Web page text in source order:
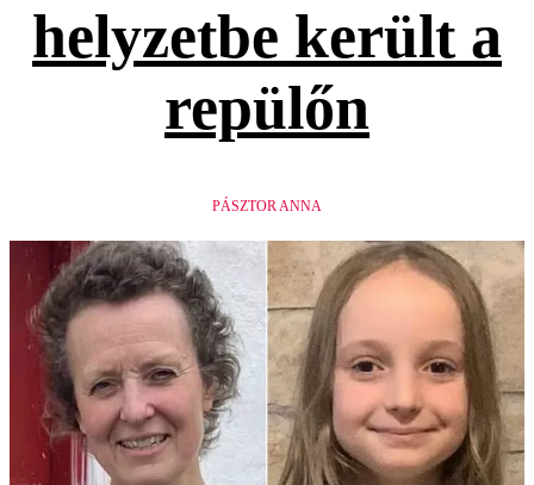
helyzetbe került a
repülőn
PÁSZTOR ANNA